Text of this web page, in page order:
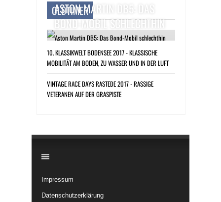
OLDTIMER
ASTON MARTIN DB5: DAS
BOND-MOBIL SCHLECHTHIN
10. KLASSIKWELT BODENSEE 2017 - KLASSISCHE
MOBILITÄT AM BODEN, ZU WASSER UND IN DER LUFT
VINTAGE RACE DAYS RASTEDE 2017 - RASSIGE
VETERANEN AUF DER GRASPISTE
Impressum
Datenschutzerklärung